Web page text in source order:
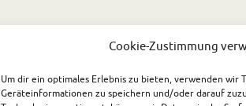
Cookie-Zustimmung
Um dir ein optimales Erlebnis zu bieten, verwenden wir
Geräteinformationen zu speichern und/oder darauf